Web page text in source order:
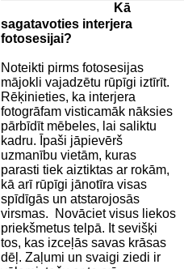
Kā
sagatavoties interjera
fotosesijai?
Noteikti pirms fotosesijas
mājokli vajadzētu rūpīgi iztīrīt.
Rēķinieties, ka interjera
fotogrāfam visticamāk nāksies
pārbīdīt mēbeles, lai saliktu
kadru. Īpaši jāpievērš
uzmanību vietām, kuras
parasti tiek aiztiktas ar rokām,
kā arī rūpīgi jānotīra visas
spīdīgās un atstarojosās
virsmas. Novāciet visus liekos
priekšmetus telpā. It sevišķi
tos, kas izceļās savas krāsas
dēļ. Zaļumi un svaigi ziedi ir